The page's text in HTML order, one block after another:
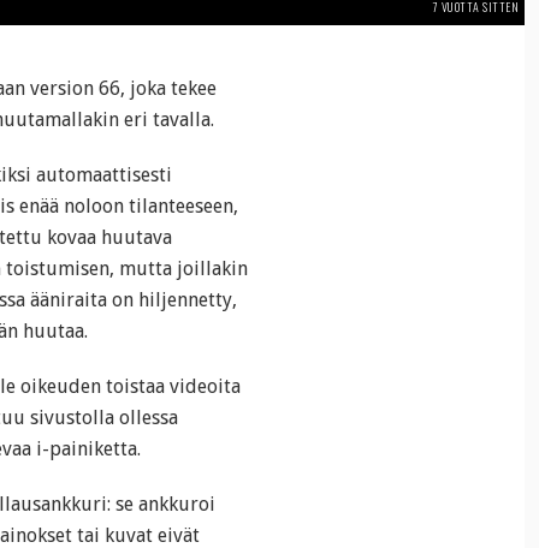
7 VUOTTA SITTEN
version 66, joka tekee
eri tavalla.
automaattisesti
enää noloon tilanteeseen,
kovaa huutava
toistumisen, mutta joillakin
ääniraita on hiljennetty,
huutaa.
oikeuden toistaa videoita
sivustolla ollessa
i-painiketta.
se ankkuroi
tai kuvat eivät